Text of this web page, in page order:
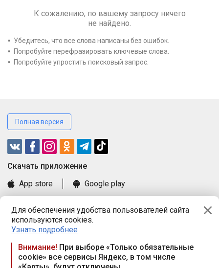
Для обеспечения удобства пользователей сайта
используются cookies.
Узнать подробнее
Внимание! При выборе «Только обязательные
cookie» все сервисы Яндекс, в том числе
К сожалению, по вашему запросу ничего
не найдено.
Убедитесь, что все слова написаны без ошибок.
Попробуйте перефразировать ключевые слова.
Попробуйте упростить поисковый запрос.
Полная версия
Cкачать приложение
App store
Google play
Книга замечаний и предложений
Правила и документы
Praca.by © 2000—2026, ООО «ПРАЦА БАЙ»
Республика Беларусь, 220114, г. Минск, пр-т Независимости
117а, пом. № 9.